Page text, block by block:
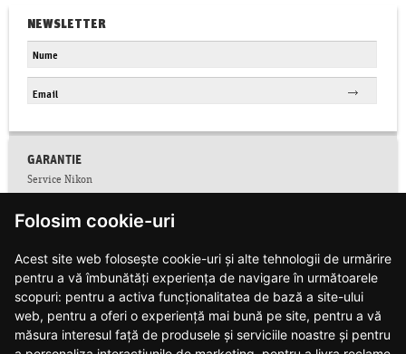
Folosim cookie-uri
Acest site web folosește cookie-uri și alte tehnologii de urmărire
pentru a vă îmbunătăți experiența de navigare în următoarele
scopuri: pentru a activa funcționalitatea de bază a site-ului
web, pentru a oferi o experiență mai bună pe site, pentru a vă
măsura interesul față de produsele și serviciile noastre și pentru
NEWSLETTER
GARANTIE
Service Nikon
Conditii service Nikon
Facebook
Conditii de garantie
Contact
Informatii siguranta produse
Modalitati de plata si livrare
Notificari web push